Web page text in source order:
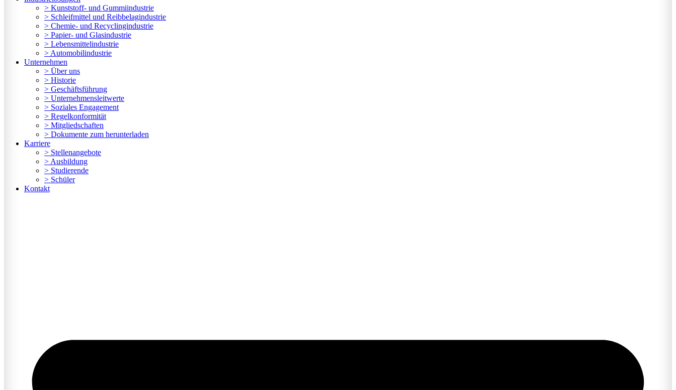
> Kunststoff- und Gummiindustrie
> Schleifmittel und Reibbelagindustrie
> Chemie- und Recyclingindustrie
> Papier- und Glasindustrie
> Lebensmittelindustrie
> Automobilindustrie
Unternehmen
> Über uns
> Historie
> Geschäftsführung
> Unternehmensleitwerte
> Soziales Engagement
> Regelkonformität
> Mitgliedschaften
> Dokumente zum herunterladen
Karriere
> Stellenangebote
> Ausbildung
> Studierende
> Schüler
Kontakt